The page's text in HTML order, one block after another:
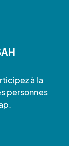
à la
personnes